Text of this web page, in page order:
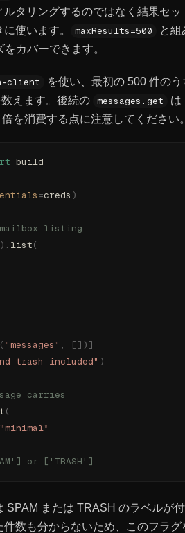
タリングするのではなく結果セ
使います。
maxResults=500
と組
カバーできます。
client
を使い、最初の 500 件の
えます。後続の messages.get
は
を消費する点に注意してください。
build
=creds )
listing
list(
( "messages " ,
[])]
trash included" )
carries
(
"minimal"
or ['TRASH']
SPAM または TRASH のラベルが
数も分からないため、このフラ